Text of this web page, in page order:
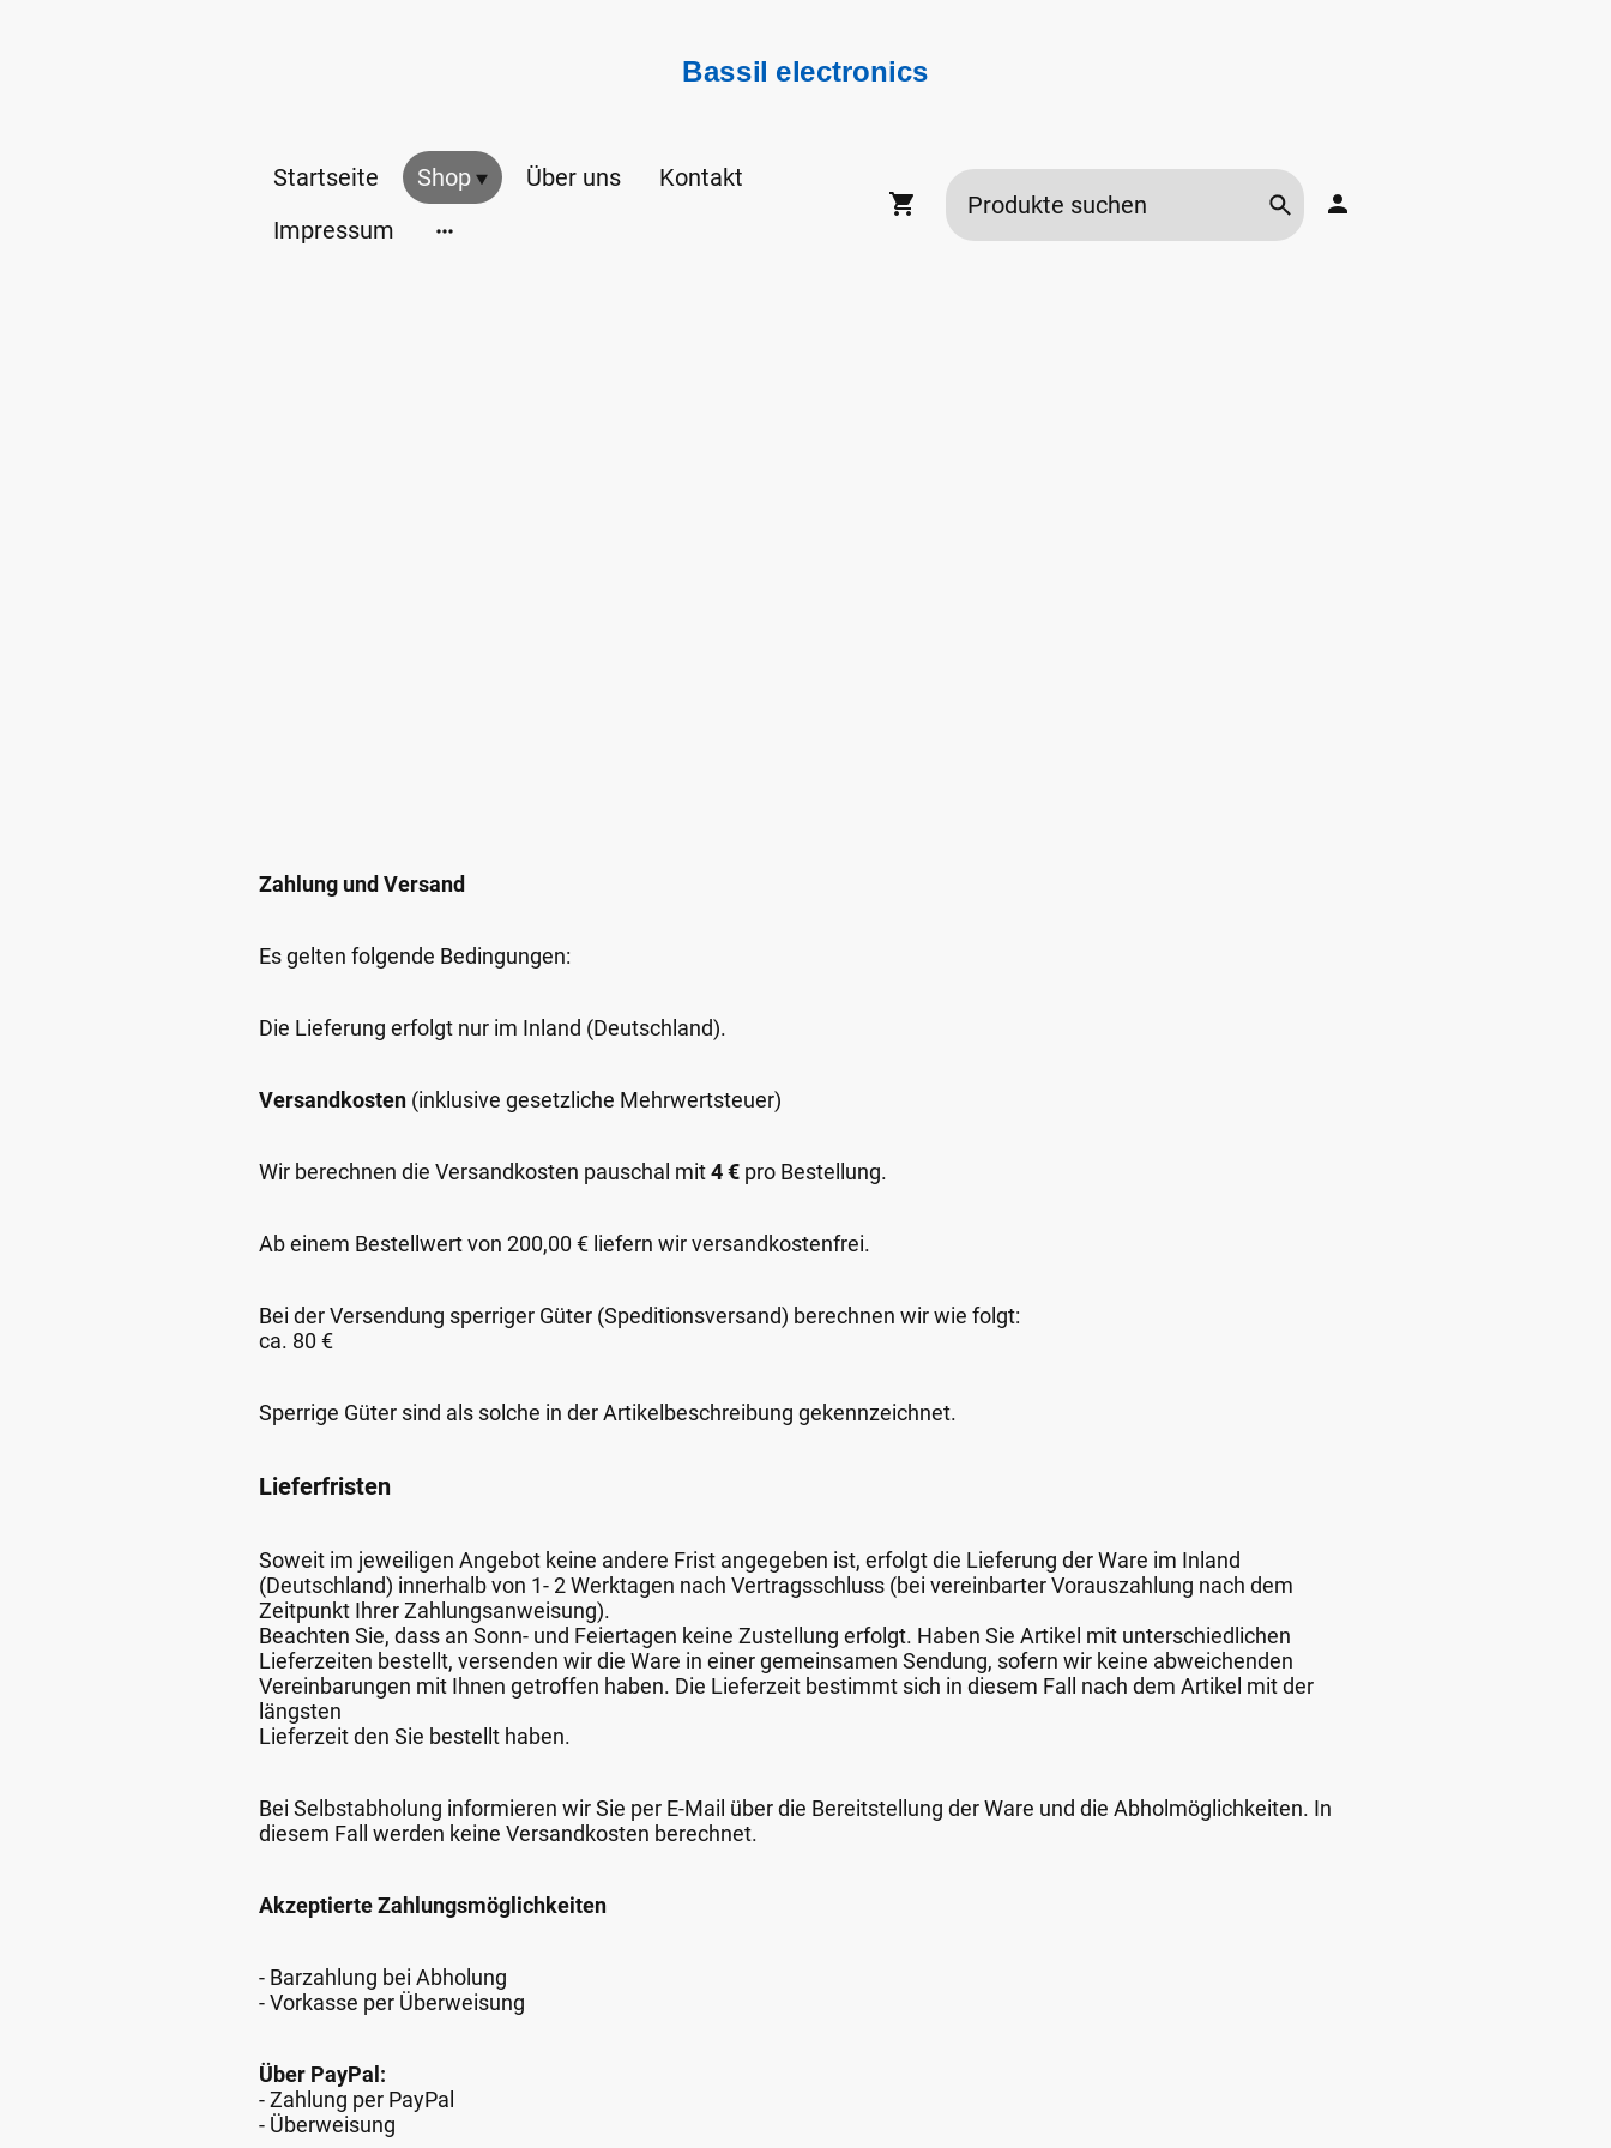
Bassil electronics
Startseite Shop Über uns
Kontakt
Impressum
Zahlung und Versand
Es gelten folgende Bedingungen:
Die Lieferung erfolgt nur im Inland (Deutschland).
Versandkosten (inklusive gesetzliche Mehrwertsteuer)
Wir berechnen die Versandkosten pauschal mit4 € pro Bestellung.
Ab einem Bestellwert von 200,00 € liefern wir versandkostenfrei.
Bei der Versendung sperriger Güter (Speditionsversand) berechnen wir wie folgt:
ca. 80 €
Sperrige Güter sind als solche in der Artikelbeschreibung gekennzeichnet.
Lieferfristen
Soweit im jeweiligen Angebot keine andere Frist angegeben ist, erfolgt die Lieferung der Ware im Inland
(Deutschland) innerhalb von 1- 2 Werktagen nach Vertragsschluss (bei vereinbarter Vorauszahlung nach dem
Zeitpunkt Ihrer Zahlungsanweisung).
Beachten Sie, dass an Sonn- und Feiertagen keine Zustellung erfolgt. Haben Sie Artikel mit unterschiedlichen
Lieferzeiten bestellt, versenden wir die Ware in einer gemeinsamen Sendung, sofern wir keine abweichenden
Vereinbarungen mit Ihnen getroffen haben. Die Lieferzeit bestimmt sich in diesem Fall nach dem Artikel mit der
längsten
Lieferzeit den Sie bestellt haben.
Bei Selbstabholung informieren wir Sie per E-Mail über die Bereitstellung der Ware und die Abholmöglichkeiten. In
diesem Fall werden keine Versandkosten berechnet.
Akzeptierte Zahlungsmöglichkeiten
- Barzahlung bei Abholung
- Vorkasse per Überweisung
Über PayPal:
- Zahlung per PayPal
- Überweisung